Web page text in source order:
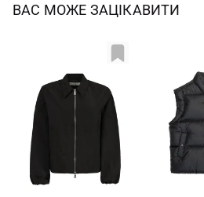
ВАС МОЖЕ ЗАЦІКАВИТИ